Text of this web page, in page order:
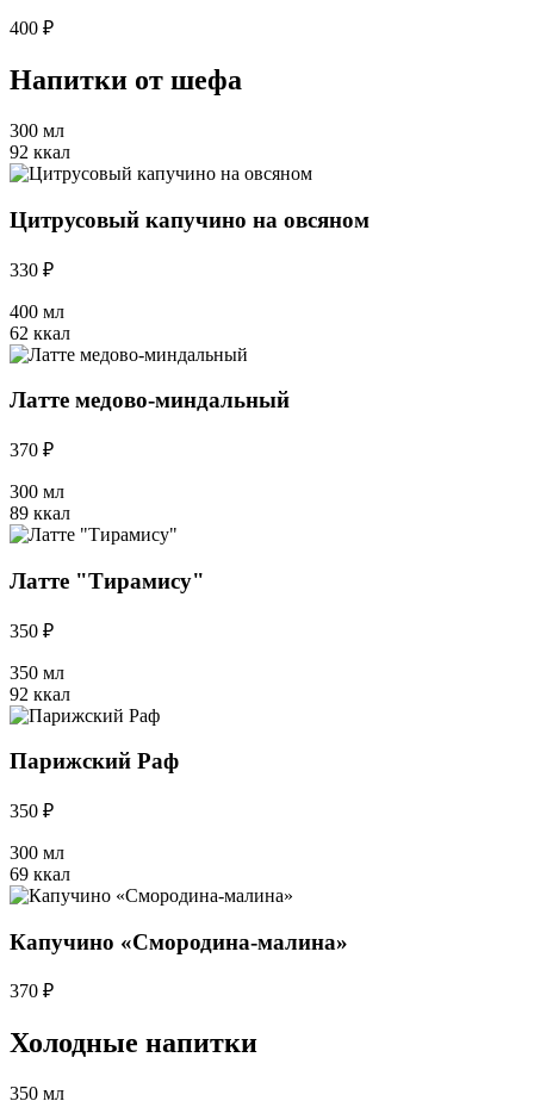
400 ₽
Напитки от шефа
300 мл
92 ккал
Цитрусовый капучино на овсяном
330 ₽
400 мл
62 ккал
Латте медово-миндальный
370 ₽
300 мл
89 ккал
Латте "Тирамису"
350 ₽
350 мл
92 ккал
Парижский Раф
350 ₽
300 мл
69 ккал
Капучино «Смородина-малина»
370 ₽
Холодные напитки
350 мл